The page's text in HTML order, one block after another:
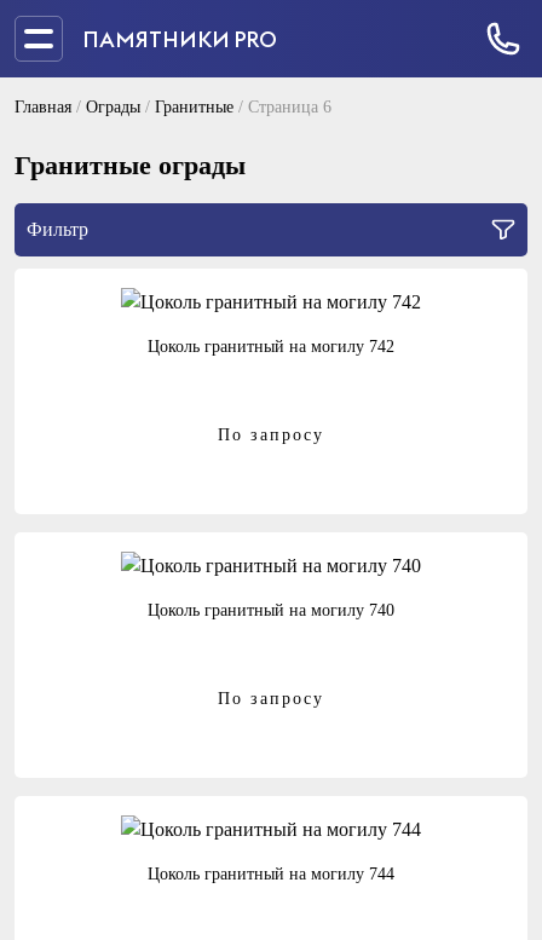
ПАМЯТНИКИ PRO
Главная / Ограды / Гранитные / Страница 6
Гранитные ограды
Фильтр
Цоколь гранитный на могилу 742
По запросу
Цоколь гранитный на могилу 740
По запросу
Цоколь гранитный на могилу 744